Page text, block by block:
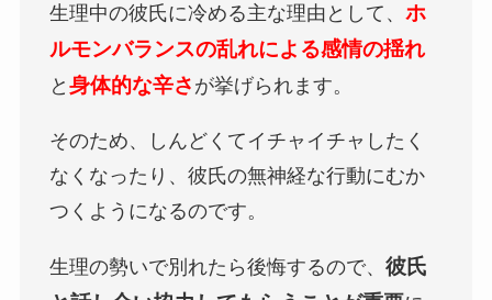
生理中の彼氏に冷める主な理由として、 ホ
ルモンバランスの乱れによる感情の揺れ
と 身体的な辛さ が挙げられます。
そのため、しんどくてイチャイチャしたく
なくなったり、彼氏の無神経な行動にむか
つくようになるのです。
生理の勢いで別れたら後悔するので、 彼氏